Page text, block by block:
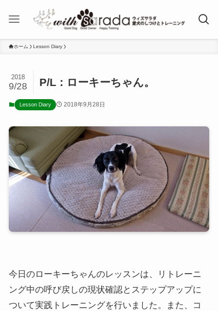
ホーム Lesson Diary
P/L：ローキーちゃん。
2018
9/28
Lesson Diary 2018年9月28日
今日のローキーちゃんのレッスンは、リトレーニ
ング中の呼び戻しの現状確認とステップアップに
ついて実践トレーニングを行いました。また、コ